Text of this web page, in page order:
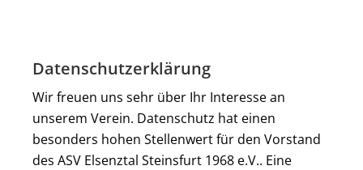
Datenschutzerklärung
Wir freuen uns sehr über Ihr Interesse an
unserem Verein. Datenschutz hat einen
besonders hohen Stellenwert für den Vorstand
des ASV Elsenztal Steinsfurt 1968 e.V.. Eine